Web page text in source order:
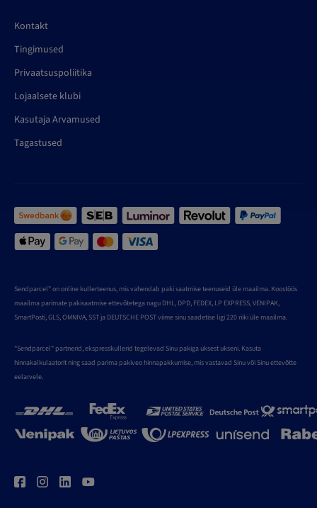
Kontakt
Tingimused
Privaatsuspoliitika
Lojaalsete klubi
Kasutaja Arvamused
Tagastused
Sendparcel" on online kullerteenus, mis vahendab paki saatmise teenuseid üle maailma. Koostöös
maailma parimate pakisaatmise ettevõtetega nagu DHL, DPD, FEDEX, LP EXPRESS, VENIPAK,
SmartPosti, GLS, OMNIVA, SST ja DEUTSCHE POST viime sinu saadetise ligi 220 riiki üle maailma.
"Sendparcel" partnerid, ekspresskullerid tegelevad Sinu pakiga uksest ukseni. Kasuta
hinnakalkulaatorit ning saad parima pakiveo hinnapakkumise, mis vastavad Sinu või Sinu ettevõtte
eelarvele.